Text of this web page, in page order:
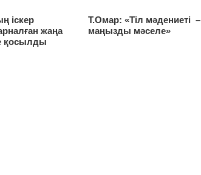
іскер
жаңа
қосылды
Т.Омар: «Тіл мәдениеті –
маңызды мәселе»